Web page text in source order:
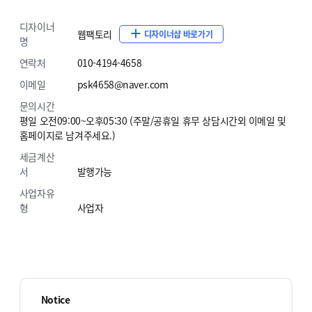
디자이너
명
웹팩토리 디자이너샵 바로가기
연락처
010-4194-4658
이메일
psk4658@naver.com
문의시간
평일 오전09:00~오후05:30 (주말/공휴일 휴무 상담시간외 이메일 및
홈페이지로 남겨주세요.)
세금계산
서
발행가능
사업자유
형
사업자
Notice